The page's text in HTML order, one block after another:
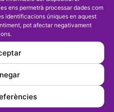
ens permetrà processar dades com
identificacions úniques en aquest
pot afectar negativament